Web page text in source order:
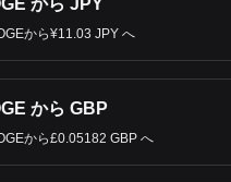
から JPY
から¥11.03 JPY へ
から GBP
から£0.05182 GBP へ